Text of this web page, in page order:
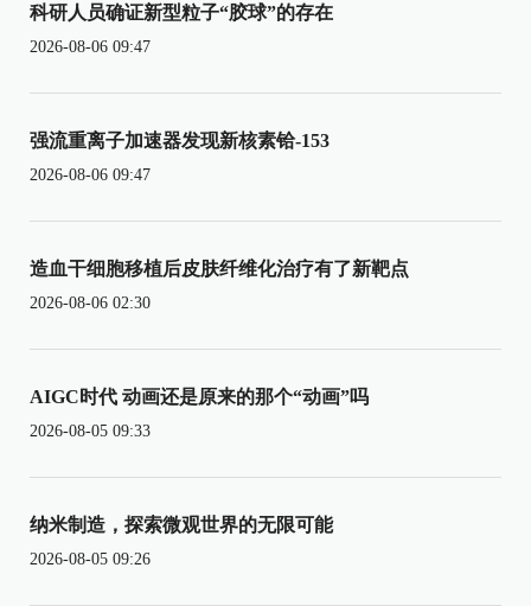
科研人员确证新型粒子“胶球”的存在
2026-08-06 09:47
强流重离子加速器发现新核素铪-153
2026-08-06 09:47
造血干细胞移植后皮肤纤维化治疗有了新靶点
2026-08-06 02:30
AIGC时代 动画还是原来的那个“动画”吗
2026-08-05 09:33
纳米制造，探索微观世界的无限可能
2026-08-05 09:26